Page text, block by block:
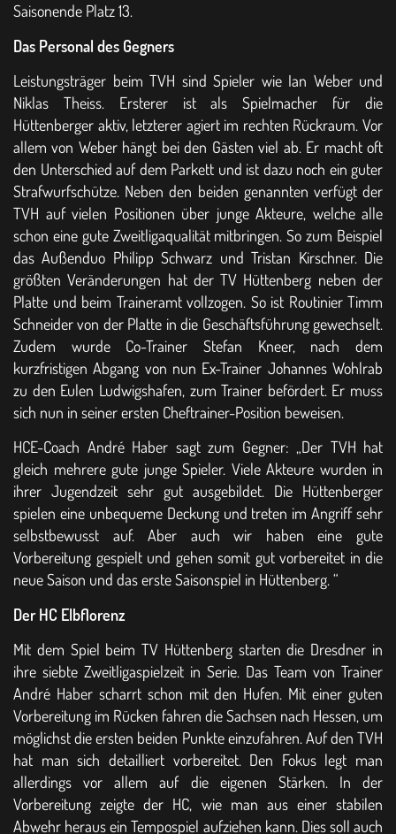
Saisonende Platz 13.
Das Personal des Gegners
Leistungsträger beim TVH sind Spieler wie Ian Weber und
Niklas Theiss. Ersterer ist als Spielmacher für die
Hüttenberger aktiv, letzterer agiert im rechten Rückraum. Vor
allem von Weber hängt bei den Gästen viel ab. Er macht oft
den Unterschied auf dem Parkett und ist dazu noch ein guter
Strafwurfschütze. Neben den beiden genannten verfügt der
TVH auf vielen Positionen über junge Akteure, welche alle
schon eine gute Zweitligaqualität mitbringen. So zum Beispiel
das Außenduo Philipp Schwarz und Tristan Kirschner. Die
größten Veränderungen hat der TV Hüttenberg neben der
Platte und beim Traineramt vollzogen. So ist Routinier Timm
Schneider von der Platte in die Geschäftsführung gewechselt.
Zudem wurde Co-Trainer Stefan Kneer, nach dem
kurzfristigen Abgang von nun Ex-Trainer Johannes Wohlrab
zu den Eulen Ludwigshafen, zum Trainer befördert. Er muss
sich nun in seiner ersten Cheftrainer-Position beweisen.
HCE-Coach André Haber sagt zum Gegner: „Der TVH hat
gleich mehrere gute junge Spieler. Viele Akteure wurden in
ihrer Jugendzeit sehr gut ausgebildet. Die Hüttenberger
spielen eine unbequeme Deckung und treten im Angriff sehr
selbstbewusst auf. Aber auch wir haben eine gute
Vorbereitung gespielt und gehen somit gut vorbereitet in die
neue Saison und das erste Saisonspiel in Hüttenberg. “
Der HC Elbflorenz
Mit dem Spiel beim TV Hüttenberg starten die Dresdner in
ihre siebte Zweitligaspielzeit in Serie. Das Team von Trainer
André Haber scharrt schon mit den Hufen. Mit einer guten
Vorbereitung im Rücken fahren die Sachsen nach Hessen, um
möglichst die ersten beiden Punkte einzufahren. Auf den TVH
hat man sich detailliert vorbereitet. Den Fokus legt man
allerdings vor allem auf die eigenen Stärken. In der
Vorbereitung zeigte der HC, wie man aus einer stabilen
Abwehr heraus ein Tempospiel aufziehen kann. Dies soll auch